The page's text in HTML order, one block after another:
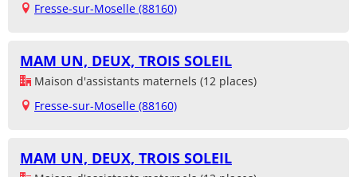
Fresse-sur-Moselle (88160)
MAM UN, DEUX, TROIS SOLEIL
Maison d'assistants maternels (12 places)
Fresse-sur-Moselle (88160)
MAM UN, DEUX, TROIS SOLEIL